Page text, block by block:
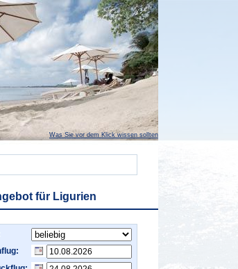
Was Sie vor dem Klick wissen sollten
für Ligurien